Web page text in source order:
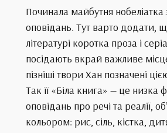
Починала майбутня нобеліатка
оповідань. Тут варто додати,
літературі коротка проза і
посідають вкрай важливе
пізніші твори Хан позначені
Так її «Біла книга» — це низка
оповідань про речі та реалії,
кольором: рис, сіль, кістка,